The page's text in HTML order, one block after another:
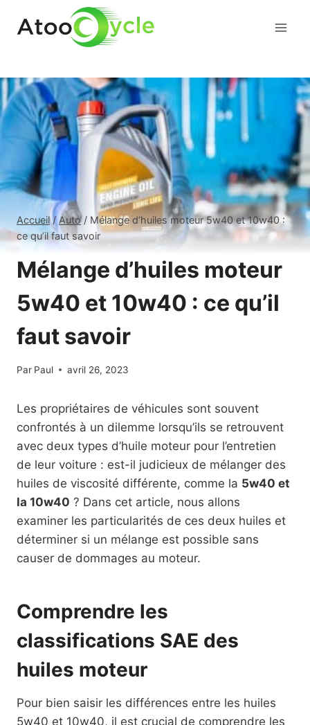
Accueil / Auto / Mélange d’huiles moteur 5w40 et 10w40 :
ce qu’il faut savoir
Mélange d’huiles moteur
5w40 et 10w40 : ce qu’il
faut savoir
Par Paul avril 26, 2023
Les propriétaires de véhicules sont souvent
confrontés à un dilemme lorsqu’ils se retrouvent
avec deux types d’huile moteur pour l’entretien
de leur voiture : est-il judicieux de mélanger des
huiles de viscosité différente, comme la 5w40 et
la 10w40 ? Dans cet article, nous allons
examiner les particularités de ces deux huiles et
déterminer si un mélange est possible sans
causer de dommages au moteur.
Comprendre les
classifications SAE des
huiles moteur
Pour bien saisir les différences entre les huiles
5w40 et 10w40, il est crucial de comprendre les